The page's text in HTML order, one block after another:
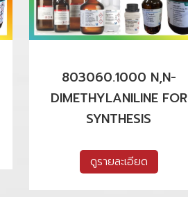
803060.1000 N,N-
DIMETHYLANILINE FOR
SYNTHESIS
ดูรายละเอียด